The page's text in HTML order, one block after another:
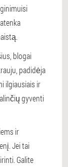
blogai
padidėja
ilgiausiais ir
gyventi
ir
Jei tai
Galite